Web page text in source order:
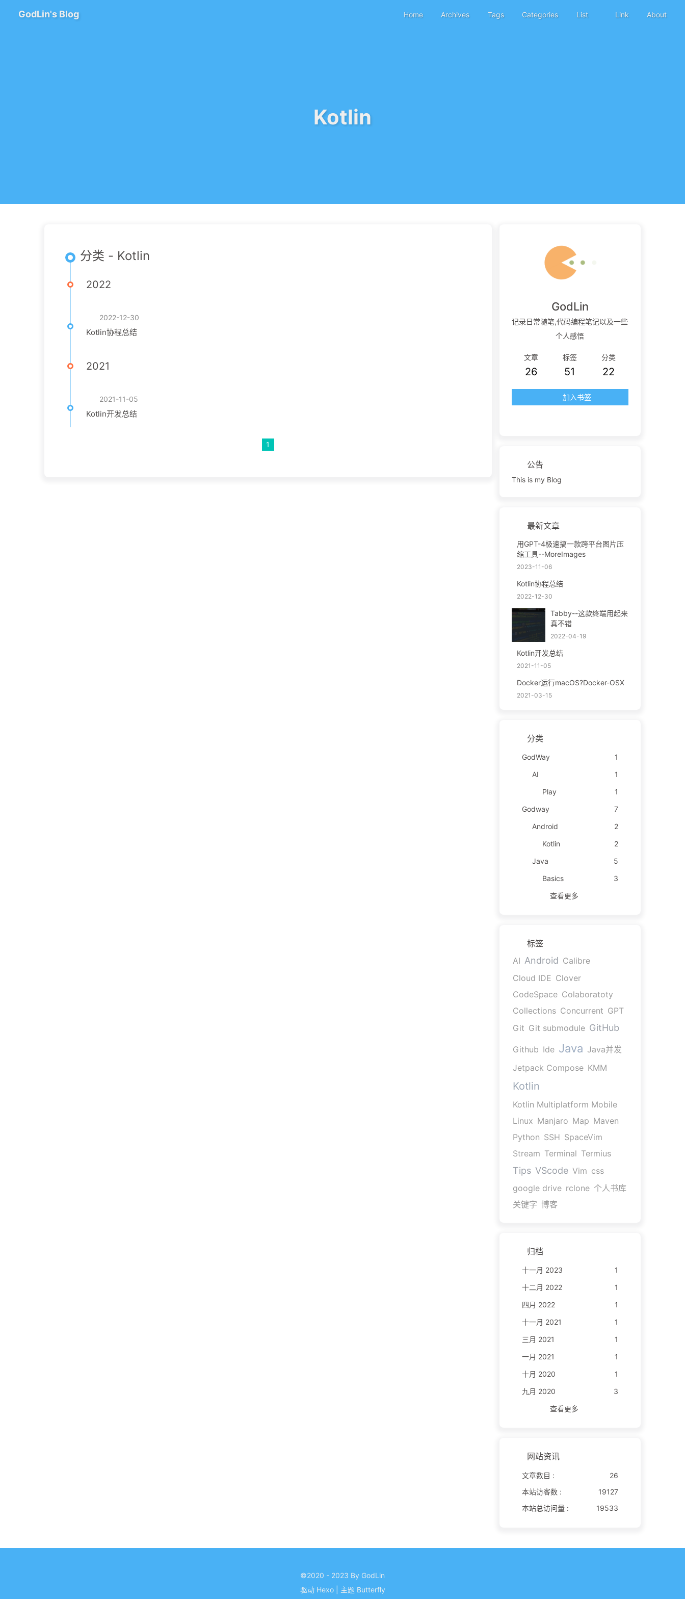
GodLin's Blog Home Archives Tags Categories List Link About
Kotlin
分类 - Kotlin
2022
2022-12-30
Kotlin协程总结
2021
2021-11-05
Kotlin开发总结
1
GodLin
记录日常随笔,代码编程笔记以及一些
个人感悟
文章
26
标签
51
分类
22
加入书签
公告
This is my Blog
最新文章
用GPT-4极速搞一款跨平台图片压
缩工具--MoreImages
2023-11-06
Kotlin协程总结
2022-12-30
Tabby--这款终端用起来
真不错
2022-04-19
Kotlin开发总结
2021-11-05
Docker运行macOS?Docker-OSX
2021-03-15
分类
GodWay
1
AI
1
Play
1
Godway
7
Android
2
Kotlin
2
Java
5
Basics
3
查看更多
标签
AI Android Calibre
Cloud IDE Clover
CodeSpace Colaboratoty
Collections Concurrent GPT
Git Git submodule GitHub
Github Ide Java Java并发
Jetpack Compose KMM
Kotlin
Kotlin Multiplatform Mobile
Linux Manjaro Map Maven
Python SSH SpaceVim
Stream Terminal Termius
Tips VScode Vim css
google drive rclone 个人书库
关键字 博客
归档
十一月 2023
1
十二月 2022
1
四月 2022
1
十一月 2021
1
三月 2021
1
一月 2021
1
十月 2020
1
九月 2020
3
查看更多
网站资讯
文章数目 :
26
本站访客数 :
19127
本站总访问量 :
19533
©2020 - 2023 By GodLin
驱动 Hexo 主题 Butterfly